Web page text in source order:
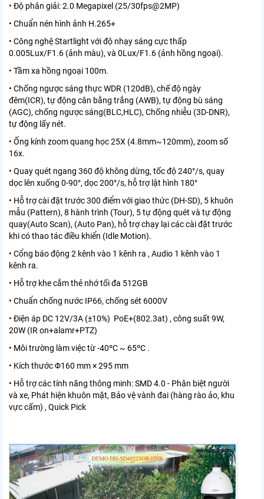
• Độ phân giải: 2.0 Megapixel (25/30fps@2MP)
• Chuẩn nén hình ảnh H.265+
• Công nghệ Startlight với độ nhạy sáng cực thấp
0.005Lux/F1.6 (ảnh màu), và 0Lux/F1.6 (ảnh hồng ngoại).
• Tầm xa hồng ngoại 100m.
• Chống ngược sáng thực WDR (120dB), chế độ ngày
đêm(ICR), tự động cân bằng trắng (AWB), tự động bù sáng
(AGC), chống ngược sáng(BLC,HLC), Chống nhiễu (3D-DNR),
tự động lấy nét.
• Ống kính zoom quang học 25X (4.8mm~120mm), zoom số
16x.
• Quay quét ngang 360 độ không dừng, tốc độ 240°/s, quay
dọc lên xuống 0-90°, dọc 200°/s, hỗ trợ lật hình 180°
• Hỗ trợ cài đặt trước 300 điểm với giao thức (DH-SD), 5 khuôn
mẫu (Pattern), 8 hành trình (Tour), 5 tự động quét và tự động
quay(Auto Scan), (Auto Pan), hỗ trợ chạy lại các cài đặt trước
khi có thao tác điều khiển (Idle Motion).
• Cổng báo động 2 kênh vào 1 kênh ra , Audio 1 kênh vào 1
kênh ra.
• Hỗ trợ khe cắm thẻ nhớ tối đa 512GB
• Chuẩn chống nước IP66, chống sét 6000V
• Điện áp DC 12V/3A (±10%) PoE+(802.3at) , công suất 9W,
20W (IR on+alamr+PTZ)
• Môi trường làm việc từ -40ºC ~ 65ºC .
• Kích thước Φ160 mm × 295 mm
• Hỗ trợ các tính năng thông minh: SMD 4.0 - Phân biệt người
và xe, Phát hiện khuôn mặt, Bảo vệ vành đai (hàng rào ảo, khu
vực cấm) , Quick Pick